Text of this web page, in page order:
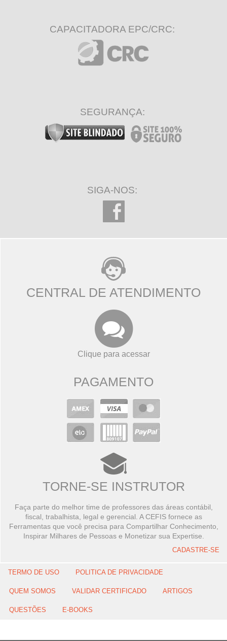
CAPACITADORA EPC/CRC:
SEGURANÇA:
SIGA-NOS:
CENTRAL DE ATENDIMENTO
Clique para acessar
PAGAMENTO
TORNE-SE INSTRUTOR
Faça parte do melhor time de professores das áreas contábil,
fiscal, trabalhista, legal e gerencial. A CEFIS fornece as
Ferramentas que você precisa para Compartilhar Conhecimento,
Inspirar Milhares de Pessoas e Monetizar sua Expertise.
CADASTRE-SE
TERMO DE USO POLITICA DE PRIVACIDADE
QUEM SOMOS VALIDAR CERTIFICADO ARTIGOS
QUESTÕES E-BOOKS